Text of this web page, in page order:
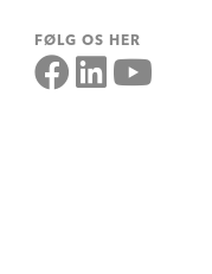
FØLG OS HER